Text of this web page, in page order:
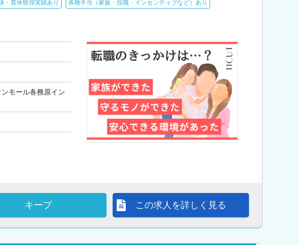
・育休取得実績あり 各種手当（家族・役職・インセンティブなど）あり
モール各務原イン
この求人を詳しく見る
キープ